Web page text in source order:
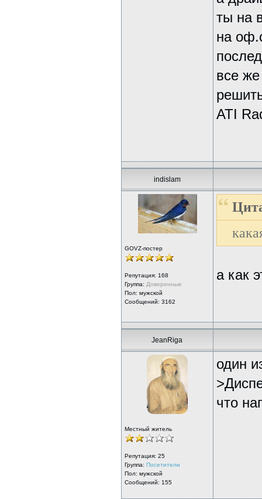
ты на
на
все
ATI
indislam
GOVZ-постер
Репутация: 168
Группа: Доверенные
Пол: мужской
Сообщений: 3162
а как
JeanRiga
Местный житель
Репутация: 25
Группа: Посетители
Пол: мужской
Сообщений: 155
один
что